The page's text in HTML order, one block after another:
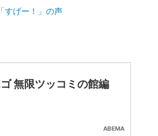
すげー！」の声
無限ツッコミの館編
ABEMA